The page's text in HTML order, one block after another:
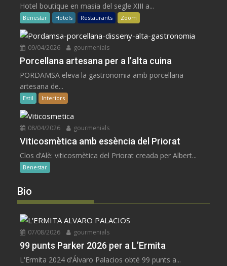
Hotel boutique en masia del segle XIII a...
Benestar Hotels Restaurants Zoom
09/04/2026 gourmenials
Porcellana artesana per a l’alta cuina
PORDAMSA eleva la gastronomia amb porcellana
artesana de...
Estil Interiors
08/04/2026 gourmenials
Viticosmètica amb essència del Priorat
Clos d’Alè: viticosmètica del Priorat creada per Albert...
Benestar
Bio
07/08/2026 gourmenials
99 punts Parker 2026 per a L’Ermita
L'Ermita 2024 d'Álvaro Palacios obté 99 punts a...